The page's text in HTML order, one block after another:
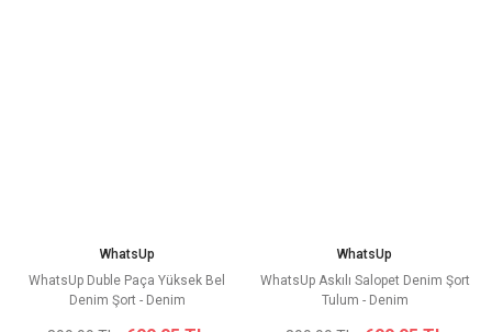
WhatsUp
WhatsUp Duble Paça Yüksek Bel
Denim Şort - Denim
WhatsUp
WhatsUp Askılı Salopet Denim Şort
Tulum - Denim